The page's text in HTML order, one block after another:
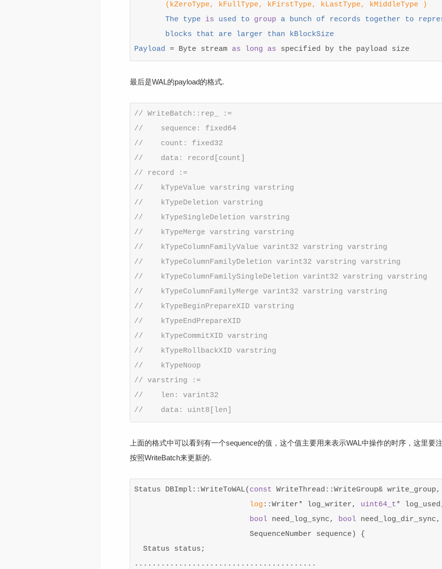
(kZeroType, kFullType, kFirstType, kLastType, kMiddleType )
       The type
is used to group a bunch of records together to
       blocks that are larger than kBlockSize
Payload = Byte stream as long as
最后是WAL的payload的格式.
// WriteBatch::rep_ :=
//    sequence: fixed64
//    count: fixed32
//    data: record[count]
// record :=
//    kTypeValue varstring varstring
//    kTypeDeletion varstring
//    kTypeSingleDeletion varstring
//    kTypeMerge varstring varstring
//    kTypeColumnFamilyValue varint32 varstring varstring
//    kTypeColumnFamilyDeletion varint32 varstring varstring
//    kTypeColumnFamilySingleDeletion varint32 varstring varstring
//    kTypeColumnFamilyMerge varint32 varstring varstring
//    kTypeBeginPrepareXID varstring
//    kTypeEndPrepareXID
//    kTypeCommitXID varstring
//    kTypeRollbackXID varstring
//    kTypeNoop
// varstring :=
//    len: varint32
//    data: uint8[len]
上面的格式中可以看到有一个sequence的值，这个值主要用来表示WAL中操作的时序，这里要
按照WriteBatch来更新的.
Status DBImpl::WriteToWAL( const WriteThread::WriteGroup& write_group,
log ::Writer* log_writer, uint64_t*
bool need_log_sync, bool need_log_dir_sync,
                          SequenceNumber sequence) {
  Status status;
.........................................